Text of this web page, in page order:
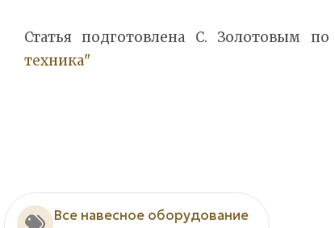
Статья подготовлена С. Золотовым по
техника"
Все навесное оборудование